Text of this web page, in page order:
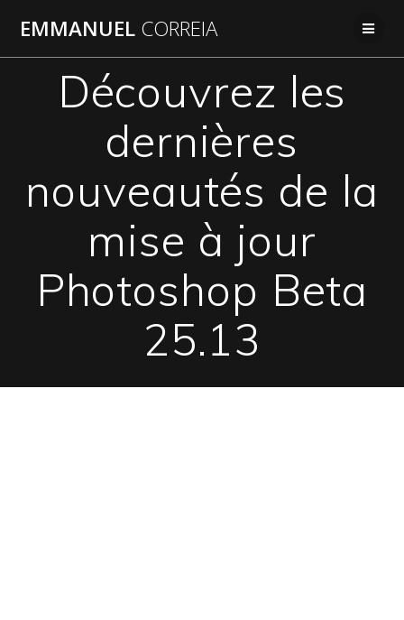
au
EMMANUEL CORREIA
Découvrez les
dernières
nouveautés de la
mise à jour
Photoshop Beta
25.13